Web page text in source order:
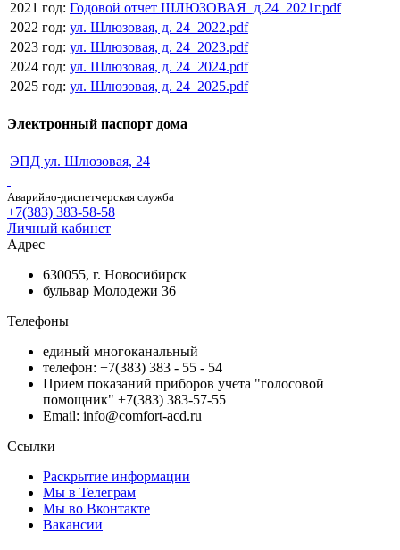
2021 год: Годовой отчет ШЛЮЗОВАЯ_д.24_2021г.pdf
2022 год: ул. Шлюзовая, д. 24_2022.pdf
2023 год: ул. Шлюзовая, д. 24_2023.pdf
2024 год: ул. Шлюзовая, д. 24_2024.pdf
2025 год: ул. Шлюзовая, д. 24_2025.pdf
Электронный паспорт дома
ЭПД ул. Шлюзовая, 24
Аварийно-диспетчерская служба
+7(383) 383-58-58
Личный кабинет
Адрес
630055, г. Новосибирск
бульвар Молодежи 36
Телефоны
единый многоканальный
телефон: +7(383) 383 - 55 - 54
Прием показаний приборов учета "голосовой
помощник" +7(383) 383-57-55
Email: info@comfort-acd.ru
Ссылки
Раскрытие информации
Мы в Телеграм
Мы во Вконтакте
Вакансии